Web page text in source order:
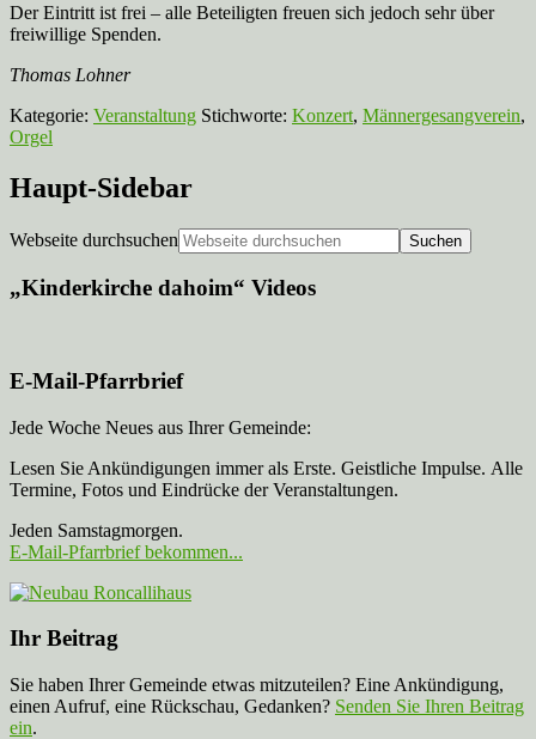
Der Eintritt ist frei – alle Beteiligten freuen sich jedoch sehr über
freiwillige Spenden.
Thomas Lohner
Kategorie: Veranstaltung Stichworte: Konzert, Männergesangverein,
Orgel
Haupt-Sidebar
Webseite durchsuchen
„Kinderkirche dahoim“ Videos
E-Mail-Pfarrbrief
Jede Woche Neues aus Ihrer Gemeinde:
Lesen Sie Ankündigungen immer als Erste. Geistliche Impulse. Alle
Termine, Fotos und Eindrücke der Veranstaltungen.
Jeden Samstagmorgen.
E-Mail-Pfarrbrief bekommen...
Ihr Beitrag
Sie haben Ihrer Gemeinde etwas mitzuteilen? Eine Ankündigung,
einen Aufruf, eine Rückschau, Gedanken? Senden Sie Ihren Beitrag
ein.